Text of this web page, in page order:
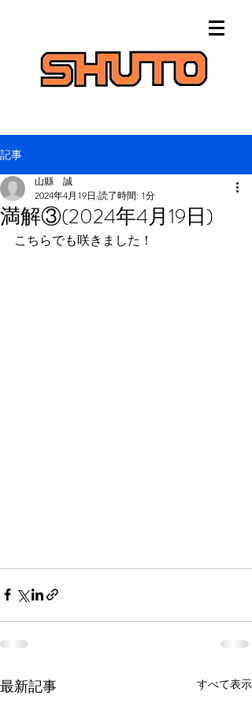
記事
満解③(2024年4月19日)
山縣 誠
2024年4月19日 読了時間: 1分
こちらでも咲きました！
最新記事 すべて表示